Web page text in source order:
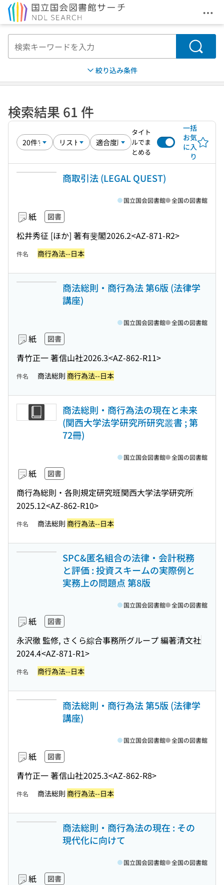
メ
検索
絞り込み条件
検索結果 61 件
タイト
ルでま
とめる
一括
お気
に入
り
商取引法 (LEGAL QUEST)
紙 図書
松井秀征 [ほか] 著有斐閣2026.2<AZ-871-R2>
国立国会図書館 全国の図書館
件名 商行為法--日本
商法総則・商行為法 第6版 (法律学
講座)
紙 図書
青竹正一 著信山社2026.3<AZ-862-R11>
国立国会図書館 全国の図書館
件名 商法総則 商行為法--日本
商法総則・商行為法の現在と未来
(関西大学法学研究所研究叢書 ; 第
72冊)
紙 図書
商行為総則・各則規定研究班関西大学法学研究所
2025.12<AZ-862-R10>
国立国会図書館 全国の図書館
件名 商法総則 商行為法--日本
SPC&匿名組合の法律・会計税務
と評価 : 投資スキームの実際例と
実務上の問題点 第8版
紙 図書
永沢徹 監修, さくら綜合事務所グループ 編著清文社
2024.4<AZ-871-R1>
国立国会図書館 全国の図書館
件名 商行為法--日本
商法総則・商行為法 第5版 (法律学
講座)
紙 図書
青竹正一 著信山社2025.3<AZ-862-R8>
国立国会図書館 全国の図書館
件名 商法総則 商行為法--日本
商法総則・商行為法の現在 : その
現代化に向けて
紙 図書
国立国会図書館 全国の図書館